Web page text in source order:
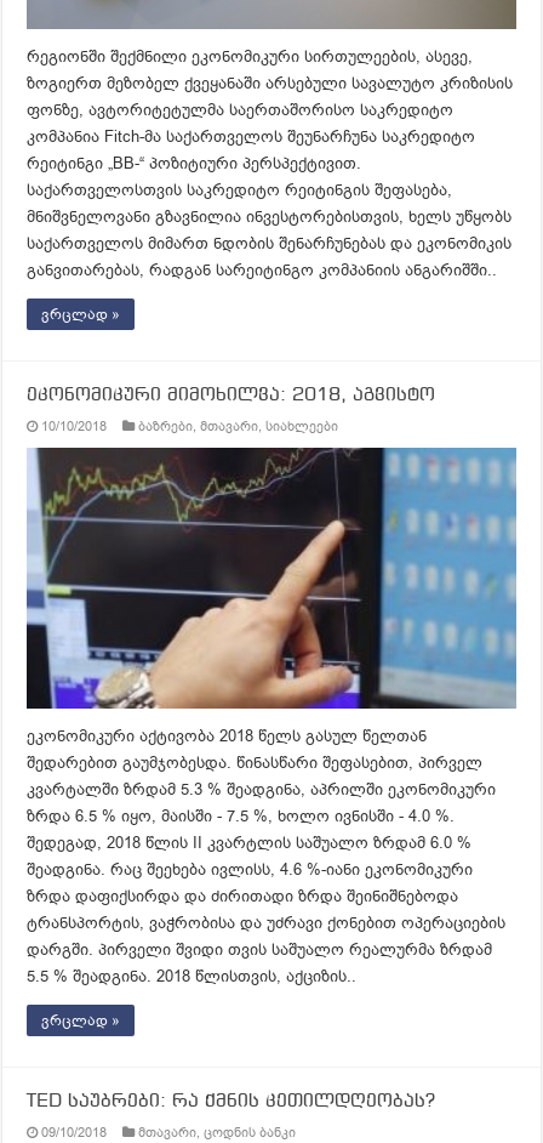
რეგიონში შექმნილი ეკონომიკური სირთულეების, ასევე,
ზოგიერთ მეზობელ ქვეყანაში არსებული სავალუტო კრიზისის
ფონზე, ავტორიტეტულმა საერთაშორისო საკრედიტო
კომპანია Fitch-მა საქართველოს შეუნარჩუნა საკრედიტო
რეიტინგი „BB-“ პოზიტიური პერსპექტივით.
საქართველოსთვის საკრედიტო რეიტინგის შეფასება,
მნიშვნელოვანი გზავნილია ინვესტორებისთვის, ხელს უწყობს
საქართველოს მიმართ ნდობის შენარჩუნებას და ეკონომიკის
განვითარებას, რადგან სარეიტინგო კომპანიის ანგარიშში..
ვრცლად »
ეკონომიკური მიმოხილვა: 2018, აგვისტო
10/10/2018 ბაზრები,მთავარი,სიახლეები
ეკონომიკური აქტივობა 2018 წელს გასულ წელთან
შედარებით გაუმჯობესდა. წინასწარი შეფასებით, პირველ
კვარტალში ზრდამ 5.3 % შეადგინა, აპრილში ეკონომიკური
ზრდა 6.5 % იყო, მაისში - 7.5 %, ხოლო ივნისში - 4.0 %.
შედეგად, 2018 წლის II კვარტლის საშუალო ზრდამ 6.0 %
შეადგინა. რაც შეეხება ივლისს, 4.6 %-იანი ეკონომიკური
ზრდა დაფიქსირდა და ძირითადი ზრდა შეინიშნებოდა
ტრანსპორტის, ვაჭრობისა და უძრავი ქონებით ოპერაციების
დარგში. პირველი შვიდი თვის საშუალო რეალურმა ზრდამ
5.5 % შეადგინა. 2018 წლისთვის, აქციზის..
ვრცლად »
TED საუბრები: რა ქმნის კეთილდღეობას?
09/10/2018 მთავარი,ცოდნის ბანკი